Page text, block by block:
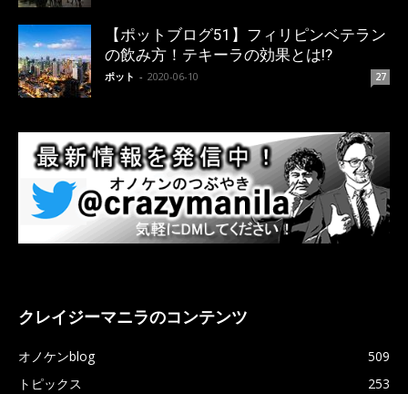
【ポットブログ51】フィリピンベテラン
の飲み方！テキーラの効果とは!?
ポット - 2020-06-10 27
クレイジーマニラのコンテンツ
オノケンblog
509
トピックス
253